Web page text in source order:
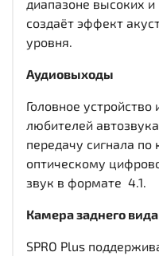
диапазоне высоких и
создаёт эффект
уровня.
Аудиовыходы
Головное
любителей
передачу сигнала по
оптическому
звук в формате 4.1.
Камера заднего вида
SPRO Plus